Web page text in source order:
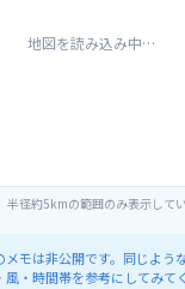
地図を読み込み中…
径約5kmの範囲のみ表示してい
メモは非公開です。同じよう
・時間帯を参考にしてみて